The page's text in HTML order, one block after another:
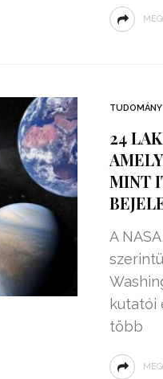
TUDOMÁNY
​24
MINT
A
kutatói
több